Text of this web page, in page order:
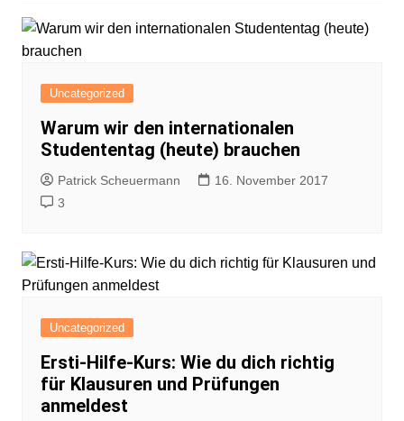
Uncategorized
Warum wir den internationalen
Studententag (heute) brauchen
Patrick Scheuermann
16. November 2017
3
Uncategorized
Ersti-Hilfe-Kurs: Wie du dich richtig
für Klausuren und Prüfungen
anmeldest